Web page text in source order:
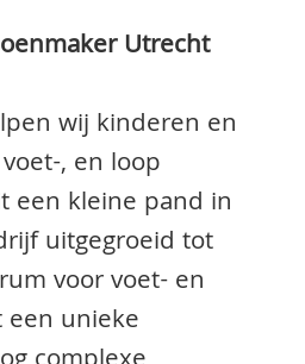
Utrecht
wij kinderen en
, en loop
een kleine pand in
uitgegroeid tot
voor voet- en
unieke